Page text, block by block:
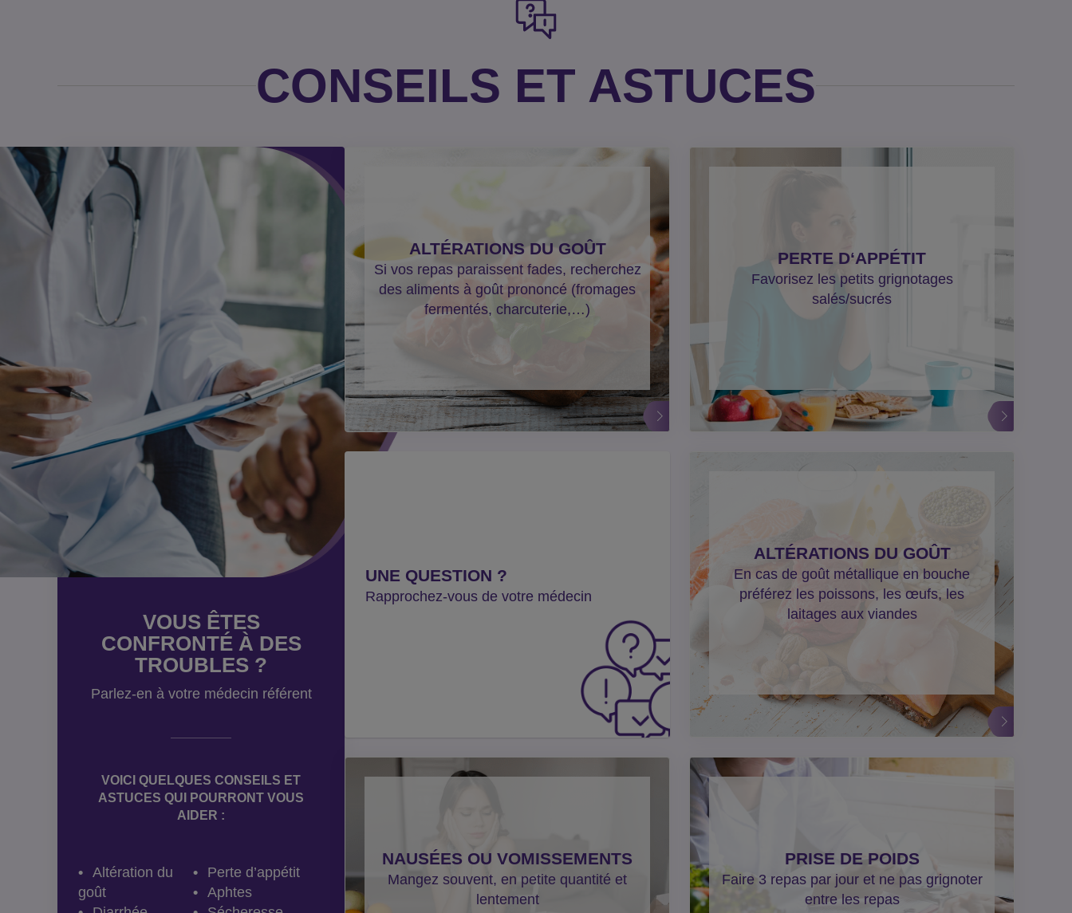
CONSEILS ET ASTUCES
VOUS ÊTES
CONFRONTÉ À DES
TROUBLES ?
Parlez-en à votre médecin référent
VOICI QUELQUES CONSEILS ET
ASTUCES QUI POURRONT VOUS
AIDER :
Altération du
goût
Perte d’appétit
Aphtes
ALTÉRATIONS DU GOÛT
Si vos repas paraissent fades, recherchez
des aliments à goût prononcé (fromages
fermentés, charcuterie,…)
PERTE D‘APPÉTIT
Favorisez les petits grignotages
salés/sucrés
UNE QUESTION ?
Rapprochez-vous de votre médecin
ALTÉRATIONS DU GOÛT
En cas de goût métallique en bouche
préférez les poissons, les œufs, les
laitages aux viandes
NAUSÉES OU VOMISSEMENTS
Mangez souvent, en petite quantité et
lentement
PRISE DE POIDS
Faire 3 repas par jour et ne pas grignoter
entre les repas